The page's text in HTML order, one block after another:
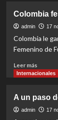
no
Colombia
admin 17
Colombia le
Femenino de
Leer másRead
more
festejó
en
Internacionales
A un paso
admin 17